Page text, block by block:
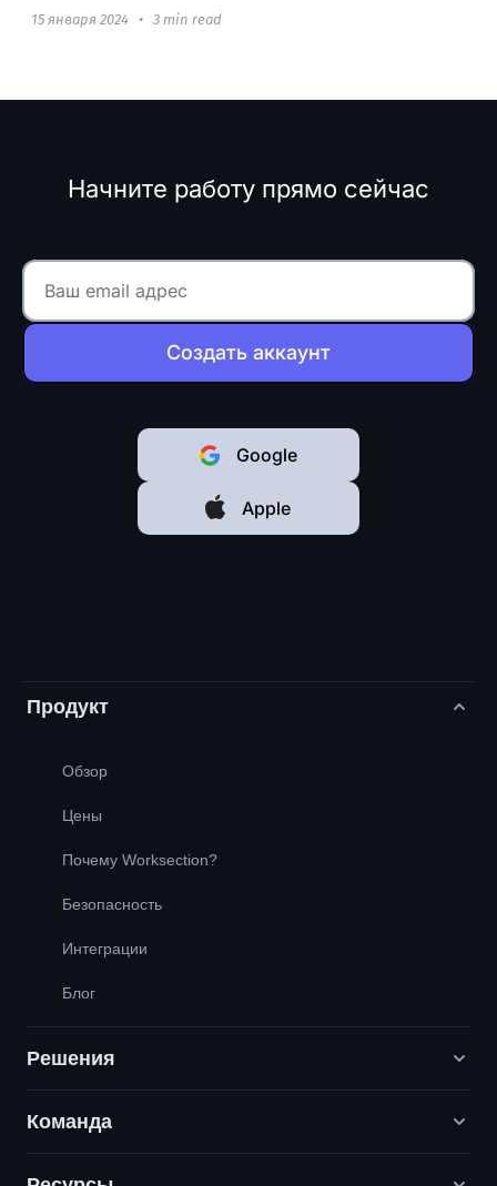
интеграцию с Figma.
15 января 2024 • 3 min read
Начните работу прямо сейчас
Создать аккаунт
Google
Apple
Продукт
Обзор
Цены
Почему Worksection?
Безопасность
Интеграции
Блог
Решения
Digital-маркетинговые агентства
Команда